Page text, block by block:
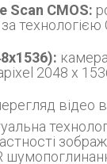
Scan CMOS:
технологією
2048 х
відео